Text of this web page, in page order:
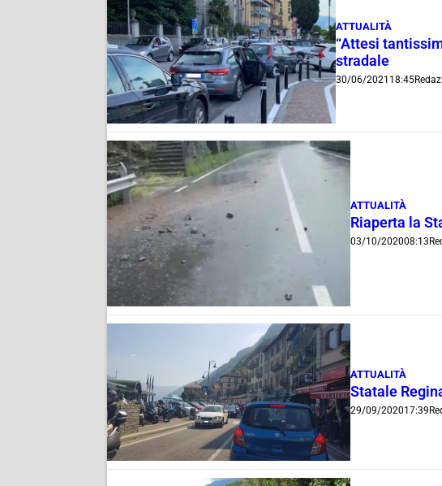
ATTUALITÀ
“Attesi
stradale
30/06/2021 18:45
ATTUALITÀ
Riaperta la
03/10/202008:13
ATTUALITÀ
Statale
29/09/202017:39